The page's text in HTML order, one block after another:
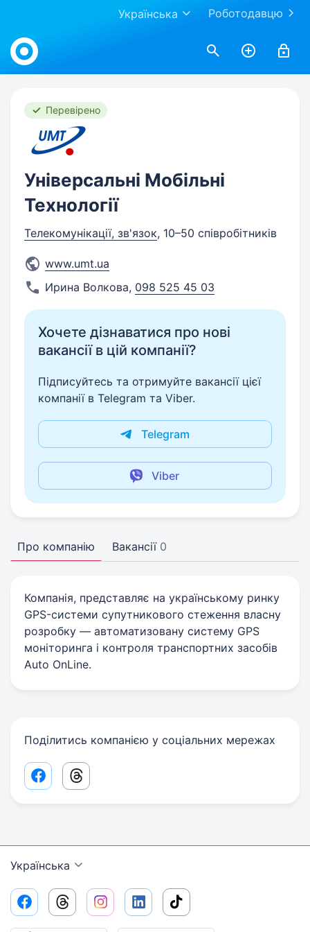
Роботодавцю
Українська
Work.ua
Перевірено
Універсальні Мобільні
Технології
Телекомунікації, зв'язок, 10–50 співробітників
www.umt.ua
Ирина Волкова, 098 525 45 03
Хочете дізнаватися про нові
вакансії в цій компанії?
Підписуйтесь та отримуйте вакансії цієї
компанії в Telegram та Viber.
Telegram
Viber
Про компанію Вакансії 0
Компанія, представляє на українському ринку
GPS-системи супутникового стеження власну
розробку — автоматизовану систему GPS
моніторинга і контроля транспортних засобів
Auto OnLine.
Поділитись компанією у соціальних мережах
Facebook share link
Threads share link
Українська